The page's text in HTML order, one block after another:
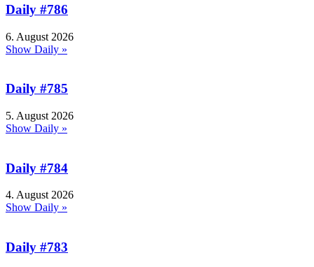
Daily #786
6. August 2026
Show Daily »
Daily #785
5. August 2026
Show Daily »
Daily #784
4. August 2026
Show Daily »
Daily #783